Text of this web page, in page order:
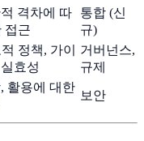
격차에 따
접근
통합 (신
규)
정책, 가이
효성
거버넌스,
규제
활용에 대한
보안